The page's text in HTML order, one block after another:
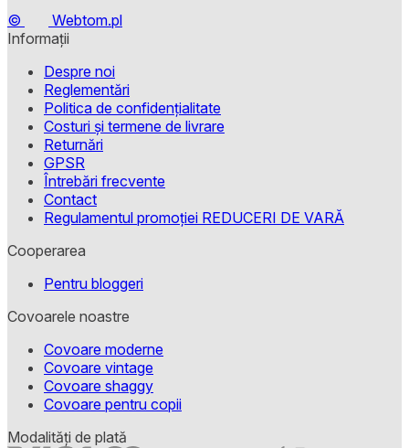
©
Webtom.pl
Informații
Despre noi
Reglementări
Politica de confidențialitate
Costuri și termene de livrare
Returnări
GPSR
Întrebări frecvente
Contact
Regulamentul promoției REDUCERI DE VARĂ
Cooperarea
Pentru bloggeri
Covoarele noastre
Covoare moderne
Covoare vintage
Covoare shaggy
Covoare pentru copii
Modalități de plată